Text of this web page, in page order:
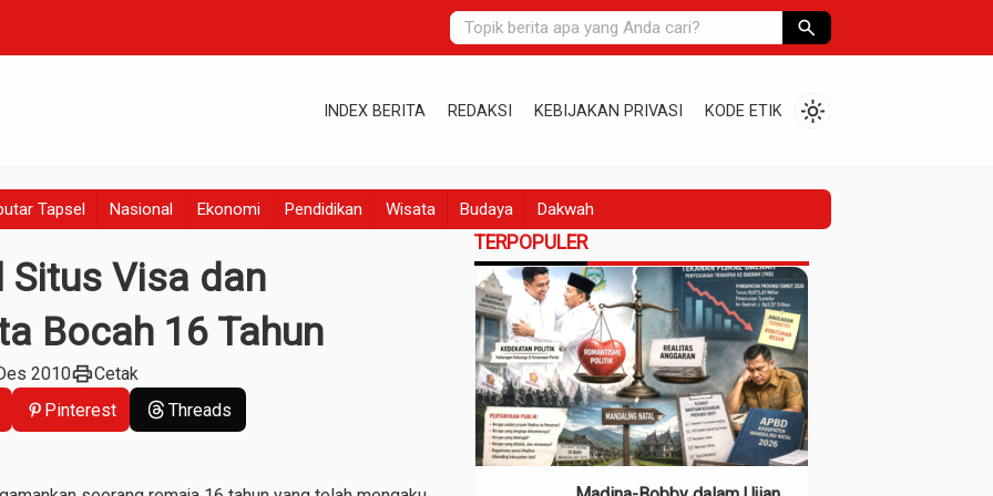
search
INDEX BERITA REDAKSI KEBIJAKAN PRIVASI KODE ETIK light_mode
Tapsel Nasional Ekonomi Pendidikan Wisata Budaya Dakwah
Situs Visa dan
Bocah 16 Tahun
2010printCetak
Pinterest Threads
TERPOPULER